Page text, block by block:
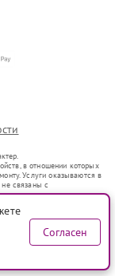
в отношении которых
Услуги оказываются в
связаны с
оборот в соответствии
услуг или введения
услугах по
определяемой
Согласен